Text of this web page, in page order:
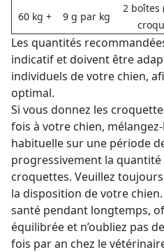
60 kg +
9 g par kg
2 boîtes
Les quantités
indicatif et doivent être
individuels de votre chien,
optimal.
Si vous donnez les
fois à votre chien,
habituelle sur une période
progressivement la quantité
croquettes. Veuillez
la disposition de votre
santé pendant longtemps,
équilibrée et n’oubliez pas
fois par an chez le